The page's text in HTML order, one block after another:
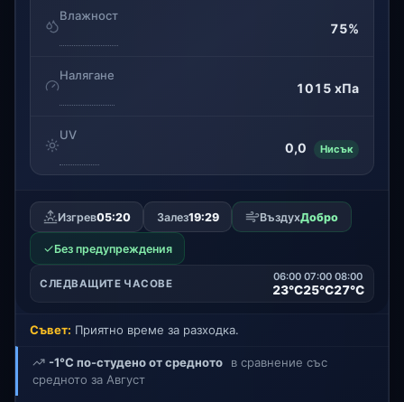
Влажност
75%
Налягане
1015 хПа
UV
0,0 Нисък
Изгрев05:20 Залез19:29 ВъздухДобро
✓Без предупреждения
СЛЕДВАЩИТЕ ЧАСОВЕ
06:00
23°C
07:00
25°C
08:00
27°C
Съвет: Приятно време за разходка.
-1°C по-студено от средното
в сравнение със
средното за Август